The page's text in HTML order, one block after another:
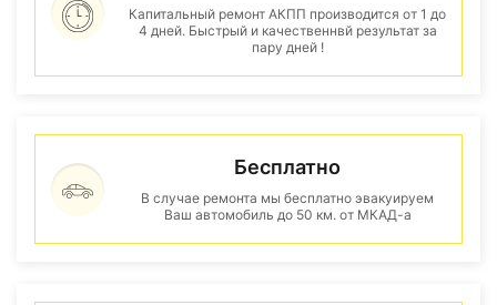
Капитальный ремонт АКПП производится от 1 до
4 дней. Быстрый и качественнвй результат за
пару дней !
Бесплатно
В случае ремонта мы бесплатно эвакуируем
Ваш автомобиль до 50 км. от МКАД-а